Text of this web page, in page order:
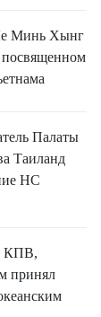
Минь Хынг
посвященном
Палаты
Таиланд
НС
КПВ,
принял